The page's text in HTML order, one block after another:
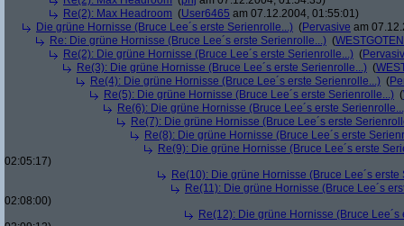
Re(2): Max Headroom (User6465 am 07.12.2004, 01:55:01)
Die grüne Hornisse (Bruce Lee´s erste Serienrolle...) (Pervasive am
Re: Die grüne Hornisse (Bruce Lee´s erste Serienrolle...) (
Re(2): Die grüne Hornisse (Bruce Lee´s erste Serienrolle...) (
Re(3): Die grüne Hornisse (Bruce Lee´s erste Serienrolle...) (
Re(4): Die grüne Hornisse (Bruce Lee´s erste Serienrolle...) (
Re(5): Die grüne Hornisse (Bruce Lee´s erste Serienrolle...) (
Re(6): Die grüne Hornisse (Bruce Lee´s erste
Re(7): Die grüne Hornisse (Bruce Lee´s erste
Re(8): Die grüne Hornisse (Bruce Lee´s erste
Re(9): Die grüne Hornisse (Bruce Lee´s erste
02:05:17)
Re(10): Die grüne Hornisse (Bruce Lee´s erste
Re(11): Die grüne Hornisse (Bruce Lee´s
02:08:00)
Re(12): Die grüne Hornisse (Bruce